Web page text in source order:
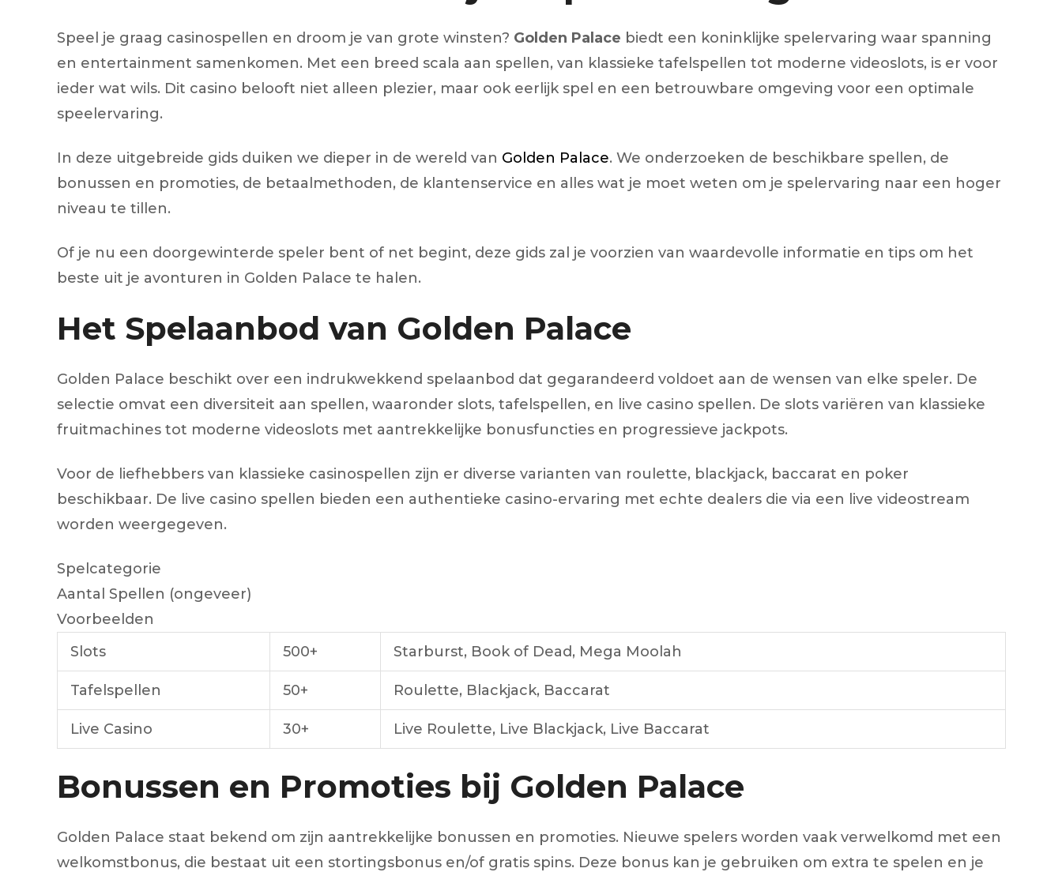
Joint de segments
Joint de soupape
Joint de Spi
Kit d’embrayage
Tendeur
Roulette
Ventilateur
Pompe à eau
Speel je graag casinospellen en droom je van grote winsten? Golden Palace biedt een koninklijke spelervaring waar spanning
en entertainment samenkomen. Met een breed scala aan spellen, van klassieke tafelspellen tot moderne videoslots, is er voor
ieder wat wils. Dit casino belooft niet alleen plezier, maar ook eerlijk spel en een betrouwbare omgeving voor een optimale
speelervaring.
In deze uitgebreide gids duiken we dieper in de wereld van Golden Palace. We onderzoeken de beschikbare spellen, de
bonussen en promoties, de betaalmethoden, de klantenservice en alles wat je moet weten om je spelervaring naar een hoger
niveau te tillen.
Of je nu een doorgewinterde speler bent of net begint, deze gids zal je voorzien van waardevolle informatie en tips om het
beste uit je avonturen in Golden Palace te halen.
Het Spelaanbod van Golden Palace
Golden Palace beschikt over een indrukwekkend spelaanbod dat gegarandeerd voldoet aan de wensen van elke speler. De
selectie omvat een diversiteit aan spellen, waaronder slots, tafelspellen, en live casino spellen. De slots variëren van klassieke
fruitmachines tot moderne videoslots met aantrekkelijke bonusfuncties en progressieve jackpots.
Voor de liefhebbers van klassieke casinospellen zijn er diverse varianten van roulette, blackjack, baccarat en poker
beschikbaar. De live casino spellen bieden een authentieke casino-ervaring met echte dealers die via een live videostream
worden weergegeven.
Spelcategorie
Aantal Spellen (ongeveer)
Voorbeelden
Slots
500+ Starburst, Book of Dead, Mega Moolah
Tafelspellen 50+ Roulette, Blackjack, Baccarat
Live Casino 30+ Live Roulette, Live Blackjack, Live Baccarat
Bonussen en Promoties bij Golden Palace
Golden Palace staat bekend om zijn aantrekkelijke bonussen en promoties. Nieuwe spelers worden vaak verwelkomd met een
welkomstbonus, die bestaat uit een stortingsbonus en/of gratis spins. Deze bonus kan je gebruiken om extra te spelen en je